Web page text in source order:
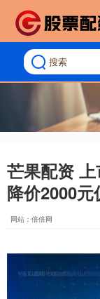
芒果配资
降价2000元
网站：倍倍网